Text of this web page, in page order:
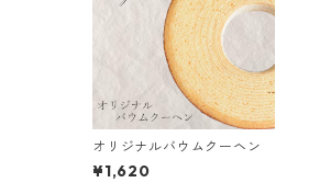
オリジナルバウムクーヘン
¥1,620